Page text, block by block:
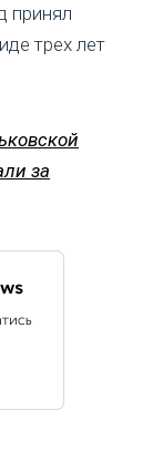
принял
трех лет
за